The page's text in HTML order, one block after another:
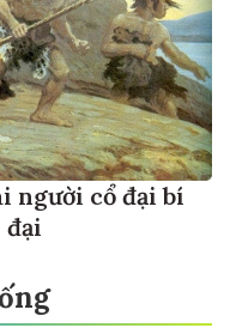
người cổ đại bí